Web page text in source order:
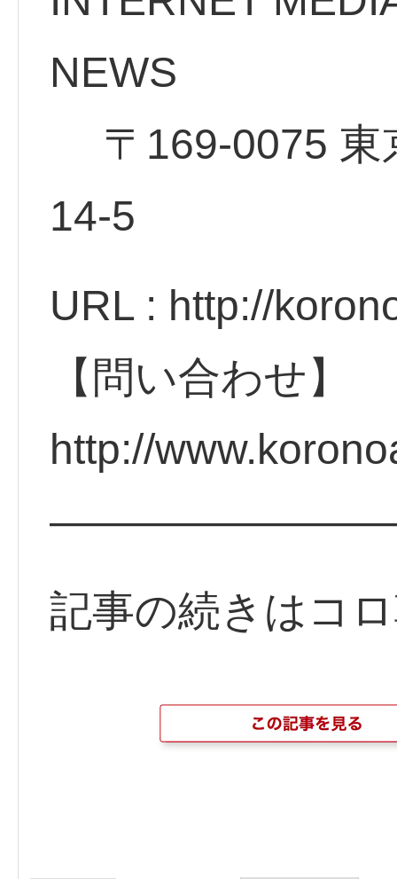
〒169-0075 東
URL : http://
【問い合わせ】
http://
記事の続きはコ